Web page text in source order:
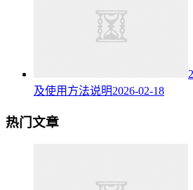
及使用方法说明2026-02-18
热门文章